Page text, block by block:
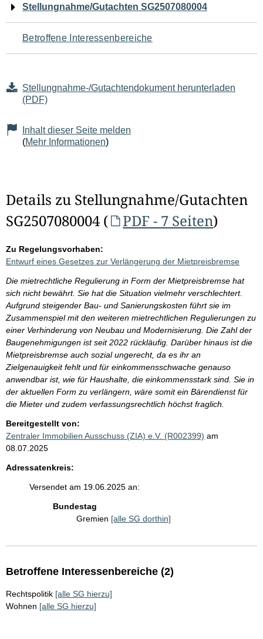
für
den
Seiteninhalt
Stellungnahme/Gutachten SG2507080004
Betroffene Interessenbereiche
Stellungnahme-/Gutachtendokument herunterladen
(PDF)
Inhalt dieser Seite melden
(Mehr Informationen)
Details zu Stellungnahme/Gutachten
SG2507080004 (
PDF - 7 Seiten)
Zu Regelungsvorhaben:
Entwurf eines Gesetzes zur Verlängerung der Mietpreisbremse
Die mietrechtliche Regulierung in Form der Mietpreisbremse hat
sich nicht bewährt. Sie hat die Situation vielmehr verschlechtert.
Aufgrund steigender Bau- und Sanierungskosten führt sie im
Zusammenspiel mit den weiteren mietrechtlichen Regulierungen zu
einer Verhinderung von Neubau und Modernisierung. Die Zahl der
Baugenehmigungen ist seit 2022 rückläufig. Darüber hinaus ist die
Mietpreisbremse auch sozial ungerecht, da es ihr an
Zielgenauigkeit fehlt und für einkommensschwache genauso
anwendbar ist, wie für Haushalte, die einkommensstark sind. Sie in
der aktuellen Form zu verlängern, wäre somit ein Bärendienst für
die Mieter und zudem verfassungsrechtlich höchst fraglich.
Bereitgestellt von:
Zentraler Immobilien Ausschuss (ZIA) e.V. (R002399) am
08.07.2025
Adressatenkreis:
Versendet am 19.06.2025 an:
Bundestag
Gremien [alle SG dorthin]
Betroffene Interessenbereiche (2)
Rechtspolitik [alle SG hierzu]
Wohnen [alle SG hierzu]